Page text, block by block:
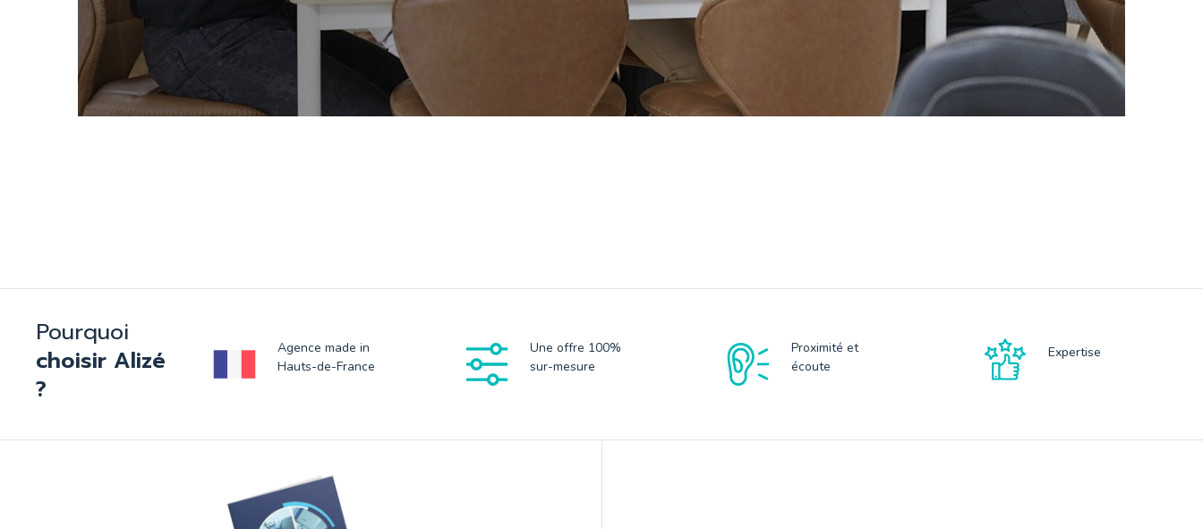
Pourquoi
choisir Alizé
?
Agence made in
Hauts-de-France
Une offre 100%
sur-mesure
Proximité et
écoute
Expertise